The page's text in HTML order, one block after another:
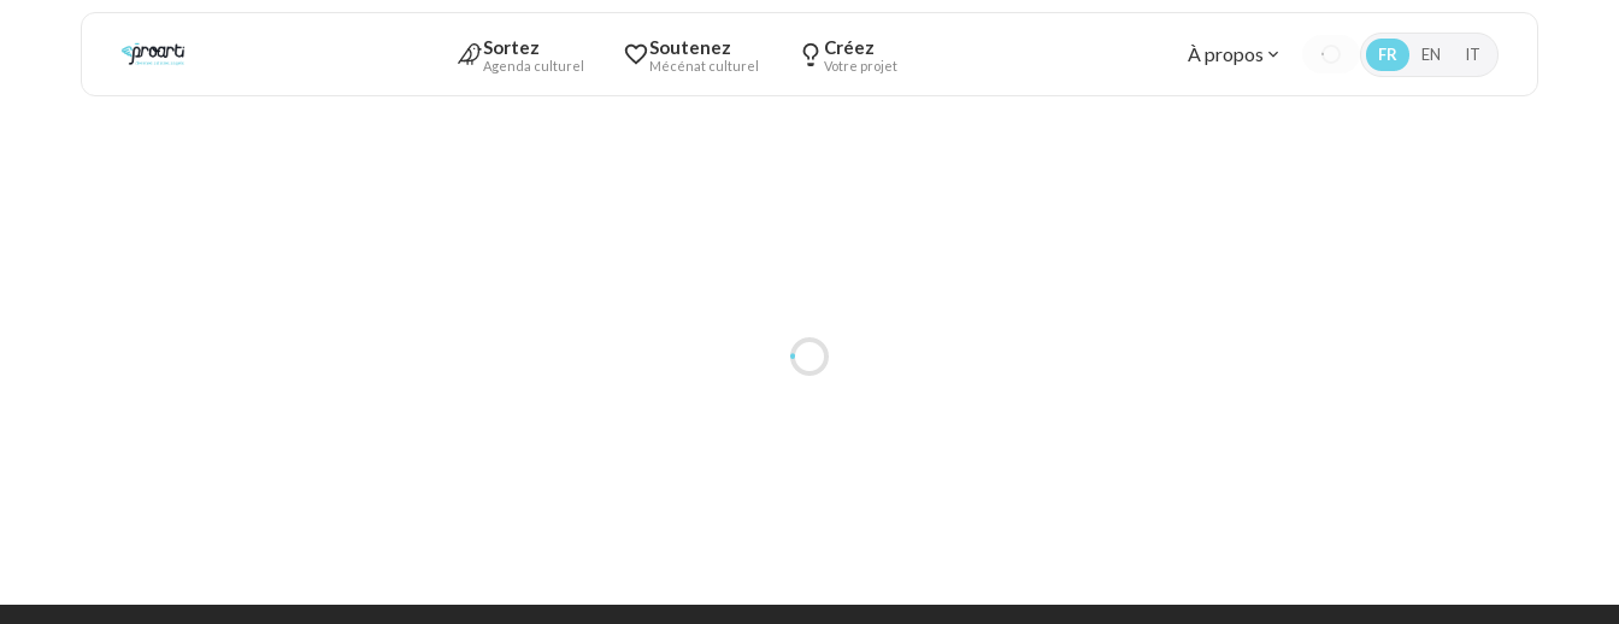
Sortez
Agenda culturel
Soutenez
Mécénat culturel
Créez
Votre projet À propos FR EN IT